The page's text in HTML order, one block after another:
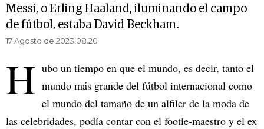
Messi, o Erling Haaland, iluminando el campo
de fútbol, estaba David Beckham.
17 Agosto de 2023 08.20
H ubo un tiempo en que el mundo, es decir, tanto el
mundo más grande del fútbol internacional como
el mundo del tamaño de un alfiler de la moda de
las celebridades, podía contar con el footie-maestro y el ex